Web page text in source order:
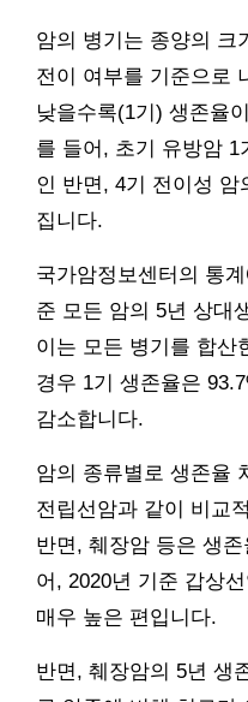
암의 병기는 종양의 크
전이 여부를 기준으로
낮을수록(1기) 생존율
를 들어, 초기 유방암 1
인 반면, 4기 전이성
집니다.
국가암정보센터의 통
준 모든 암의 5년 상대
이는 모든 병기를 합산
경우 1기 생존율은
감소합니다.
암의 종류별로 생존율
전립선암과 같이 비교
반면, 췌장암 등은 생
어, 2020년 기준 갑상
매우 높은 편입니다.
반면, 췌장암의 5년 생